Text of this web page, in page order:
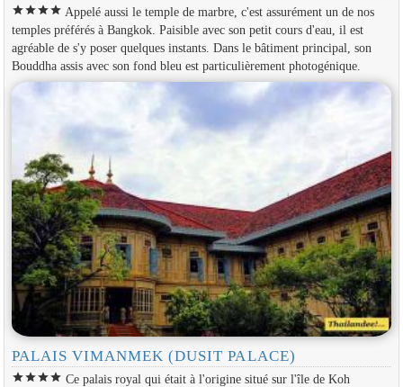
starstarstarstar Appelé aussi le temple de marbre, c'est assurément un de nos
temples préférés à Bangkok. Paisible avec son petit cours d'eau, il est
agréable de s'y poser quelques instants. Dans le bâtiment principal, son
Bouddha assis avec son fond bleu est particulièrement photogénique.
PALAIS VIMANMEK (DUSIT PALACE)
starstarstarstar Ce palais royal qui était à l'origine situé sur l'île de Koh